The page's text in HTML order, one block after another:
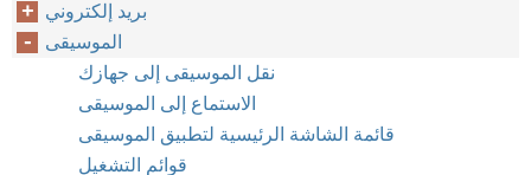
بريد إلكتروني
الموسيقى
نقل الموسيقى إلى جهازك
الاستماع إلى الموسيقى
قائمة الشاشة الرئيسية لتطبيق الموسيقى
قوائم التشغيل